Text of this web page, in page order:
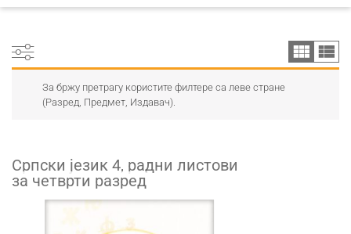
За бржу претрагу користите филтере са леве стране
(Разред, Предмет, Издавач).
Српски језик 4, радни листови
за четврти разред